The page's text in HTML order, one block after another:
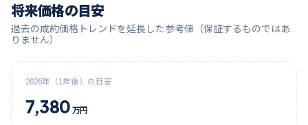
将来価格の目安
過去の成約価格トレンドを延長した参考値（保証するものではあ
りません）
2026年（1年後）の目安
7,380 万円